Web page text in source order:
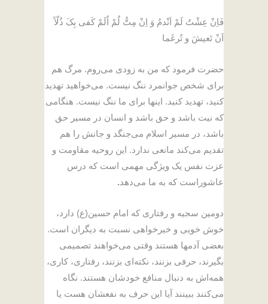
فَاِنْ عِشْتُ لَمْ اَنْدمُ وَ اِنْ مِتُّ لُمْ اُلَمْ کَفی بِکَ ذُلّاً
اَنْ تَعیشَ و تُرغَما
حضرت فرمود که من به زودی می‌روم. مرگ هم
برای شخص جوانمرد ننگ نیست. می‌خواهید تهدید
کنید، تهدید کنید. اینها برای ما ننگ نیست. هنگامی
که نیت باشد و حق باشد و انسان در مسیر حق
باشد، در مسیر اسلام می‌جنگد و جانش را هم
تقدیم می‌کند مانعی ندارد. این روحیه مقاومت و
عزت نفس یک ویژگی مهمی است که درس
عاشوراست که به ما می‌دهد .
دومین سجیه و رفتاری که امام حسین(ع) دارد،
خوش خویی و خیرخواهی نسبت به دیگران است.
بعضی آدمها هستند وقتی می‌خواهند تصمیمی
بگیرند، حرفی بزنند، نکته‌ای بزنند، رفتاری، کاری،
همه‌اش به دنبال منافع خودشان هستند. نگاه
می‌کنند ببینند آیا این حرف به نفعشان هست یا